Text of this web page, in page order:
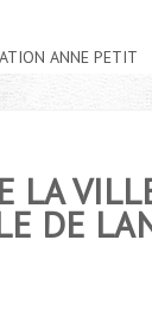
ANNE PETIT
LA
DE